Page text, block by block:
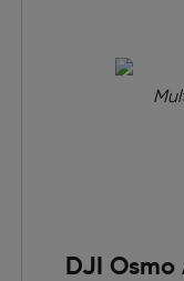
DJI